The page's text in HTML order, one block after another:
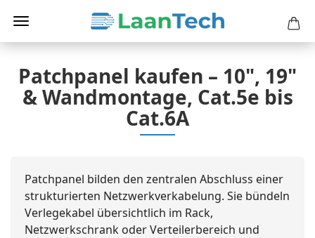
Patchpanel kaufen – 10", 19"
& Wandmontage, Cat.5e bis
Cat.6A
Patchpanel bilden den zentralen Abschluss einer
strukturierten Netzwerkverkabelung. Sie bündeln
Verlegekabel übersichtlich im Rack,
Netzwerkschrank oder Verteilerbereich und